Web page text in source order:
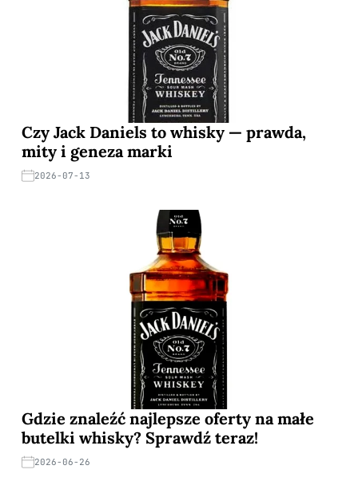
Czy Jack Daniels to whisky — prawda,
mity i geneza marki
2026-07-13
Gdzie znaleźć najlepsze oferty na małe
butelki whisky? Sprawdź teraz!
2026-06-26